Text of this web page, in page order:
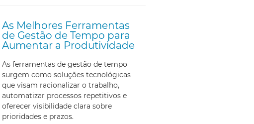
As Melhores Ferramentas
de Gestão de Tempo para
Aumentar a Produtividade
As ferramentas de gestão de tempo
surgem como soluções tecnológicas
que visam racionalizar o trabalho,
automatizar processos repetitivos e
oferecer visibilidade clara sobre
prioridades e prazos.